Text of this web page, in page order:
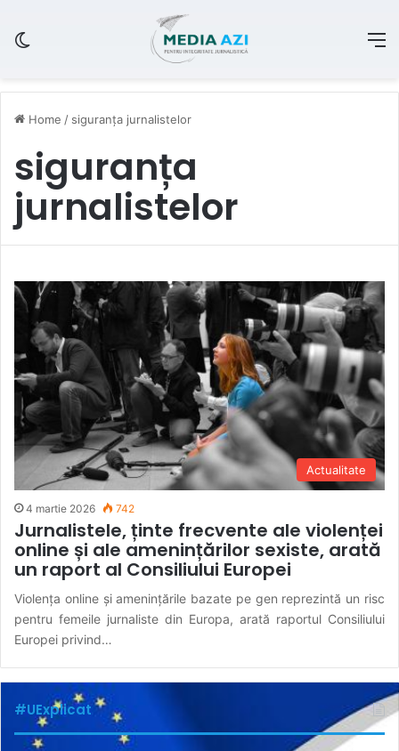
Home / siguranța jurnalistelor
siguranța
jurnalistelor
Actualitate
4 martie 2026 742
Jurnalistele, ținte frecvente ale violenței
online și ale amenințărilor sexiste, arată
un raport al Consiliului Europei
Violența online și amenințările bazate pe gen reprezintă un risc
pentru femeile jurnaliste din Europa, arată raportul Consiliului
Europei privind…
#UExplicat